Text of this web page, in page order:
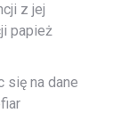
z jej
papież
się na dane